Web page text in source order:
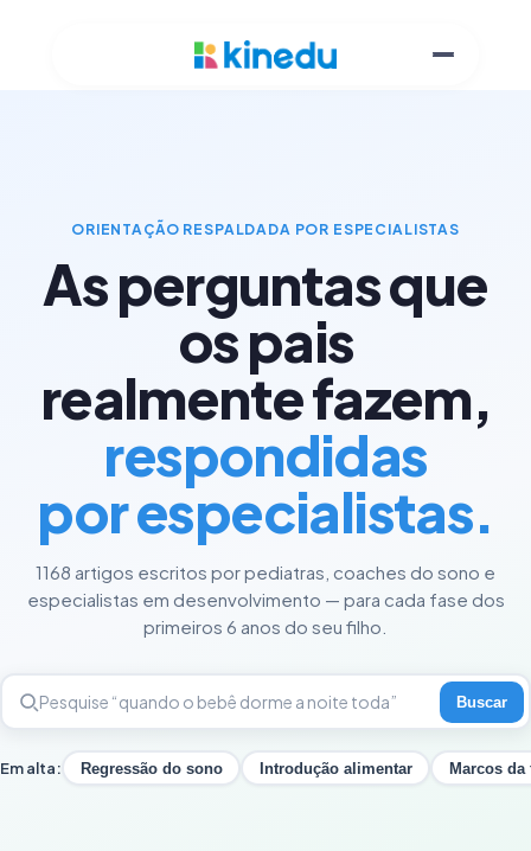
ORIENTAÇÃO RESPALDADA POR ESPECIALISTAS
As perguntas que
os pais
realmente fazem,
respondidas
por especialistas.
1168 artigos escritos por pediatras, coaches do sono e
especialistas em desenvolvimento — para cada fase dos
primeiros 6 anos do seu filho.
Buscar
Em alta: Regressão do sono Introdução alimentar Marcos da